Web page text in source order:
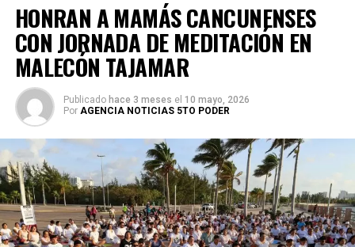
HONRAN A MAMÁS CANCUNENSES
CON JORNADA DE MEDITACIÓN EN
MALECÓN TAJAMAR
Publicado hace 3 meses el 10 mayo, 2026
Por AGENCIA NOTICIAS 5TO PODER